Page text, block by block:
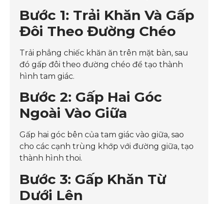
Bước 1: Trải Khăn Và Gấp
Đôi Theo Đường Chéo
Trải phẳng chiếc khăn ăn trên mặt bàn, sau
đó gấp đôi theo đường chéo để tạo thành
hình tam giác.
Bước 2: Gấp Hai Góc
Ngoài Vào Giữa
Gấp hai góc bên của tam giác vào giữa, sao
cho các cạnh trùng khớp với đường giữa, tạo
thành hình thoi.
Bước 3: Gấp Khăn Từ
Dưới Lên